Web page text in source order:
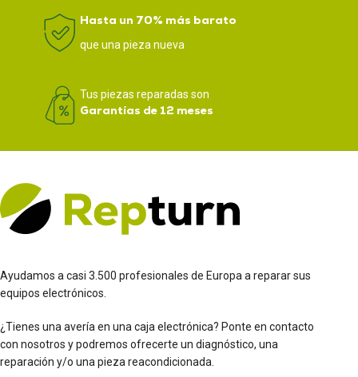
Hasta un 70% más barato
que una pieza nueva
Tus piezas reparadas son
Garantías de 12 meses
Ayudamos a casi 3.500 profesionales de Europa a reparar sus
equipos electrónicos.
¿Tienes una avería en una caja electrónica? Ponte en contacto
con nosotros y podremos ofrecerte un diagnóstico, una
reparación y/o una pieza reacondicionada.